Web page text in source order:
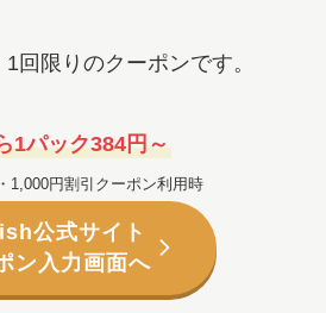
回限りのクーポンです。
1パック384円～
1,000円割引クーポン利用時
公式サイト
ン入力画面へ